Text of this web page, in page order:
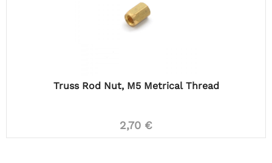
Truss Rod Nut, M5 Metrical Thread
2,70 €